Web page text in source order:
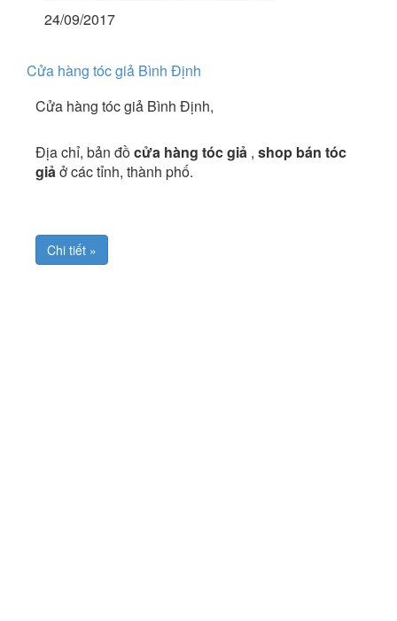
24/09/2017
Cửa hàng tóc giả Bình Định
Cửa hàng tóc giả Bình Định,
Địa chỉ, bản đồcửa hàng tóc giả , shop bán tóc
giảở các tỉnh, thành phố.
Chi tiết »